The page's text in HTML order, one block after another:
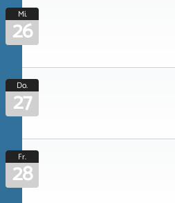
Mi.
26
Do.
27
Fr.
28